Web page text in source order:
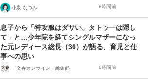
小泉 なつみ 8時間前
息子から「特攻服はダサい。タトゥーは隠し
て」と…少年院を経てシングルマザーになっ
た元レディース総長（36）が語る、育児と仕
事への思い
「文春オンライン」編集部 8時間前